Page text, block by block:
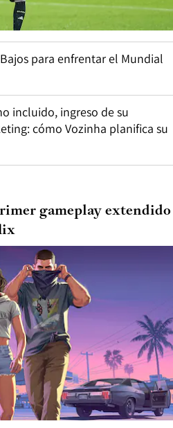
para enfrentar el Mundial
incluido, ingreso de su
cómo Vozinha planifica su
gameplay extendido